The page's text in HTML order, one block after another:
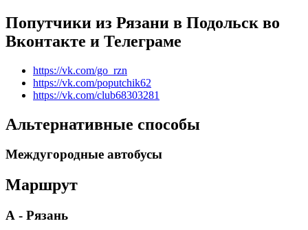
Попутчики из Рязани в Подольск во
Вконтакте и Телеграме
https://vk.com/go_rzn
https://vk.com/poputchik62
https://vk.com/club68303281
Альтернативные способы
Междугородные автобусы
Маршрут
А - Рязань